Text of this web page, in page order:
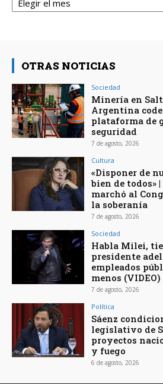
OTRAS NOTICIAS
Sociedad
Minería en
Argentina
plataforma de
seguridad
7 de agosto, 2026
Cultura
«Disponer de
bien de todos»
marchó al
la soberanía
7 de agosto, 2026
Sociedad
Habla Milei,
presidente
empleados
menos (VIDEO)
7 de agosto, 2026
Política
Sáenz
legislativo de
proyectos
y fuego
6 de agosto, 2026